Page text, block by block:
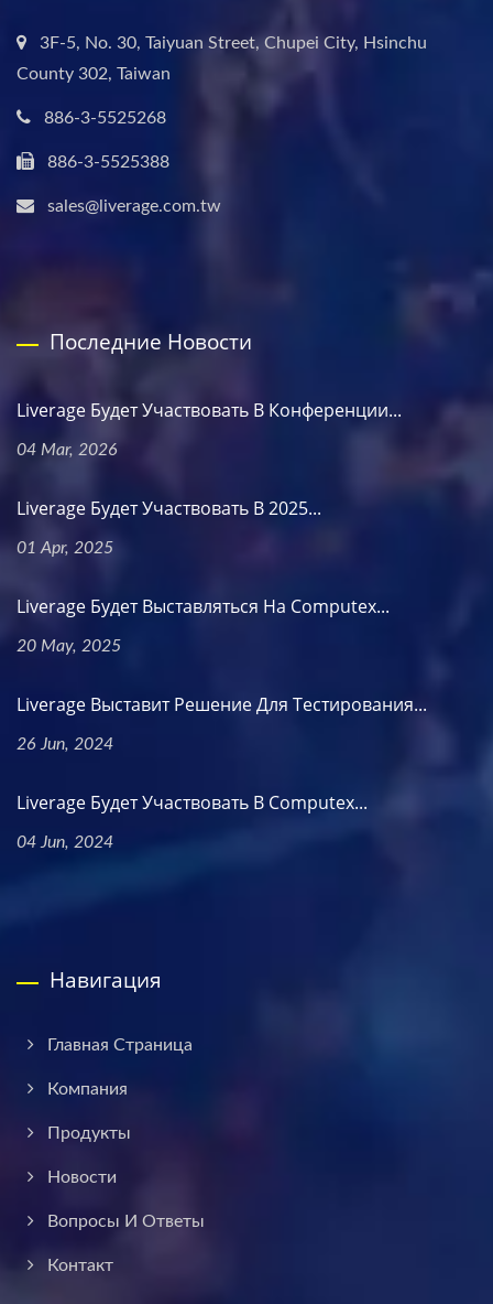
3F-5, No. 30, Taiyuan Street, Chupei City, Hsinchu
County 302, Taiwan
886-3-5525268
886-3-5525388
sales@liverage.com.tw
Последние Новости
Liverage Будет Участвовать В Конференции...
04 Mar, 2026
Liverage Будет Участвовать В 2025...
01 Apr, 2025
Liverage Будет Выставляться На Computex...
20 May, 2025
Liverage Выставит Решение Для Тестирования...
26 Jun, 2024
Liverage Будет Участвовать В Computex...
04 Jun, 2024
Навигация
Главная Страница
Компания
Продукты
Новости
Вопросы И Ответы
Контакт